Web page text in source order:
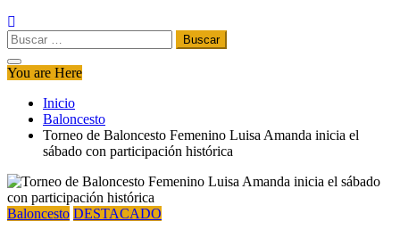
Buscar:
You are Here
Inicio
Baloncesto
Torneo de Baloncesto Femenino Luisa Amanda inicia el
sábado con participación histórica
Baloncesto DESTACADO